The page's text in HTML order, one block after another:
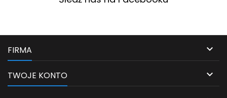
rozwijają...
FIRMA 
TWOJE KONTO 